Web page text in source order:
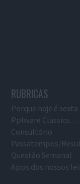
RUBRICAS
Porque hoje é sexta
Pplware Classics…
Consultório
Passatempos/
Questão Semanal
Apps dos nossos